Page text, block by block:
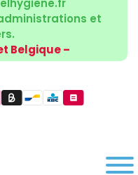
et
Belgique –